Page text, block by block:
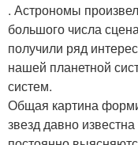
. Астрономы
большого числа
получили ряд
нашей планетной
систем.
Общая картина
звезд давно